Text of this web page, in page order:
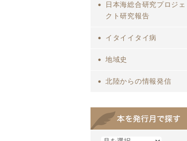
日本海総合研究プロジェ
クト研究報告
イタイイタイ病
地域史
北陸からの情報発信